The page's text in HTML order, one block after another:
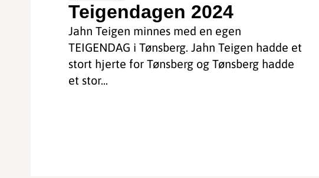
Teigendagen 2024
Jahn Teigen minnes med en egen
TEIGENDAG i Tønsberg. Jahn Teigen hadde et
stort hjerte for Tønsberg og Tønsberg hadde
et stor...